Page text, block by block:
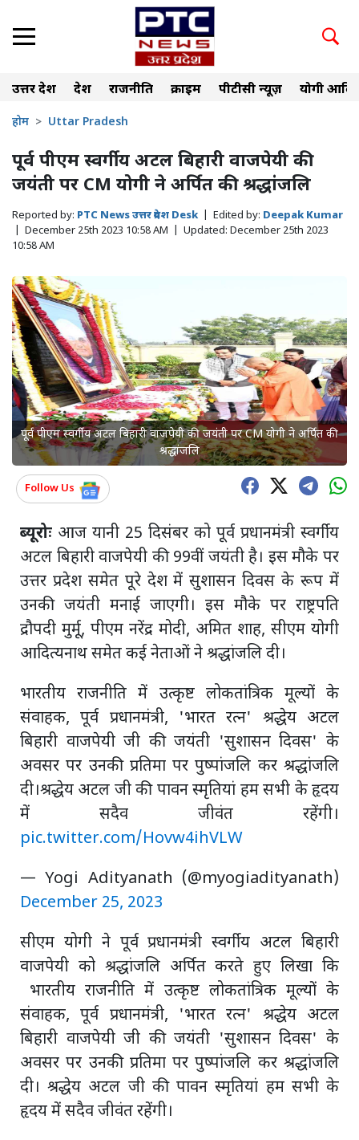
उत्तर प्रदेश देश राजनीति क्राइम पीटीसी न्यूज़ योगी
होम Uttar Pradesh
पूर्व पीएम स्वर्गीय अटल बिहारी वाजपेयी की
जयंती पर CM योगी ने अर्पित की श्रद्धांजलि
Reported by: PTC News उत्तर प्रदेश Desk Edited by: Deepak Kumar
December 25th 2023 10:58 AM Updated: December 25th 2023
10:58 AM
पूर्व पीएम स्वर्गीय अटल बिहारी वाजपेयी की जयंती पर CM योगी ने अर्पित की
श्रद्धांजलि
Follow Us
ब्यूरोः आज यानी 25 दिसंबर को पूर्व प्रधानमंत्री स्वर्गीय
अटल बिहारी वाजपेयी की 99वीं जयंती है। इस मौके पर
उत्तर प्रदेश समेत पूरे देश में सुशासन दिवस के रूप में
उनकी जयंती मनाई जाएगी। इस मौके पर राष्ट्रपति
द्रौपदी मुर्मू, पीएम नरेंद्र मोदी, अमित शाह, सीएम योगी
आदित्यनाथ समेत कई नेताओं ने श्रद्धांजलि दी।
भारतीय राजनीति में उत्कृष्ट लोकतांत्रिक मूल्यों के
संवाहक, पूर्व प्रधानमंत्री, 'भारत रत्न' श्रद्धेय अटल
बिहारी वाजपेयी जी की जयंती 'सुशासन दिवस' के
अवसर पर उनकी प्रतिमा पर पुष्पांजलि कर श्रद्धांजलि
दी।श्रद्धेय अटल जी की पावन स्मृतियां हम सभी के हृदय
में सदैव जीवंत रहेंगी।
pic.twitter.com/Hovw4ihVLW
— Yogi Adityanath (@myogiadityanath)
December 25, 2023
सीएम योगी ने पूर्व प्रधानमंत्री स्वर्गीय अटल बिहारी
वाजपेयी को श्रद्धांजलि अर्पित करते हुए लिखा कि
भारतीय राजनीति में उत्कृष्ट लोकतांत्रिक मूल्यों के
संवाहक, पूर्व प्रधानमंत्री, 'भारत रत्न' श्रद्धेय अटल
बिहारी वाजपेयी जी की जयंती 'सुशासन दिवस' के
अवसर पर उनकी प्रतिमा पर पुष्पांजलि कर श्रद्धांजलि
दी। श्रद्धेय अटल जी की पावन स्मृतियां हम सभी के
हृदय में सदैव जीवंत रहेंगी।